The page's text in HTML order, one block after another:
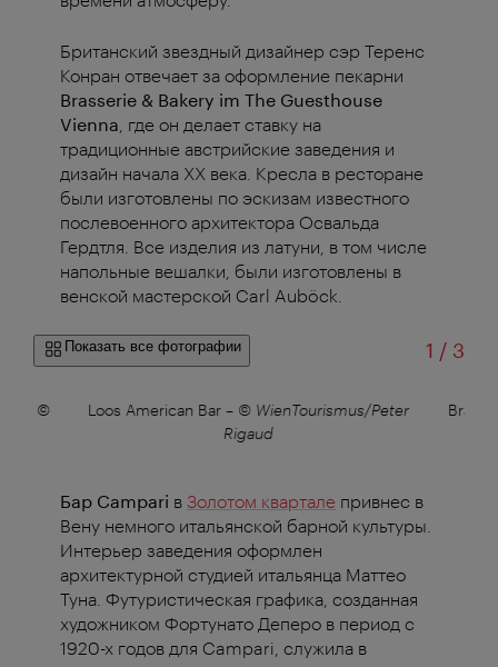
Британский звездный дизайнер сэр Теренс
Конран отвечает за оформление пекарни
Brasserie & Bakery im The Guesthouse
Vienna , где он делает ставку на
традиционные австрийские заведения и
дизайн начала XX века. Кресла в ресторане
были изготовлены по эскизам известного
послевоенного архитектора Освальда
Гердтля. Все изделия из латуни, в том числе
напольные вешалки, были изготовлены в
венской мастерской Carl Auböck.
Показать все фотографии 1 /из
3
© Loos American Bar – © WienTourismus/Peter
Rigaud
Бар Campari в Золотом квартале привнес в
Вену немного итальянской барной культуры.
Интерьер заведения оформлен
архитектурной студией итальянца Маттео
Туна. Футуристическая графика, созданная
художником Фортунато Деперо в период с
1920-х годов для Campari, служила в